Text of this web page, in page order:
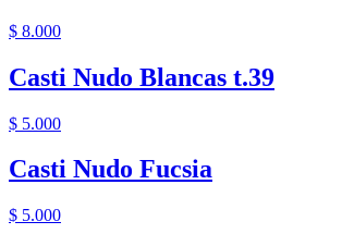
$ 8.000
Casti Nudo Blancas t.39
$ 5.000
Casti Nudo Fucsia
$ 5.000